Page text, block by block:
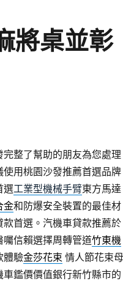
將桌並彰
整了幫助的朋友為您處理
用桃園沙發推薦首選品牌
選工業型機械手臂東方馬達
金和防爆安全裝置的最佳材
首選。汽機車貸款推薦於
信賴選擇周轉管道竹東機
體驗金莎花束 情人節花束母
車鑑價價值銀行新竹縣市的